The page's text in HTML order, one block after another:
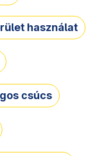
használat
csúcs